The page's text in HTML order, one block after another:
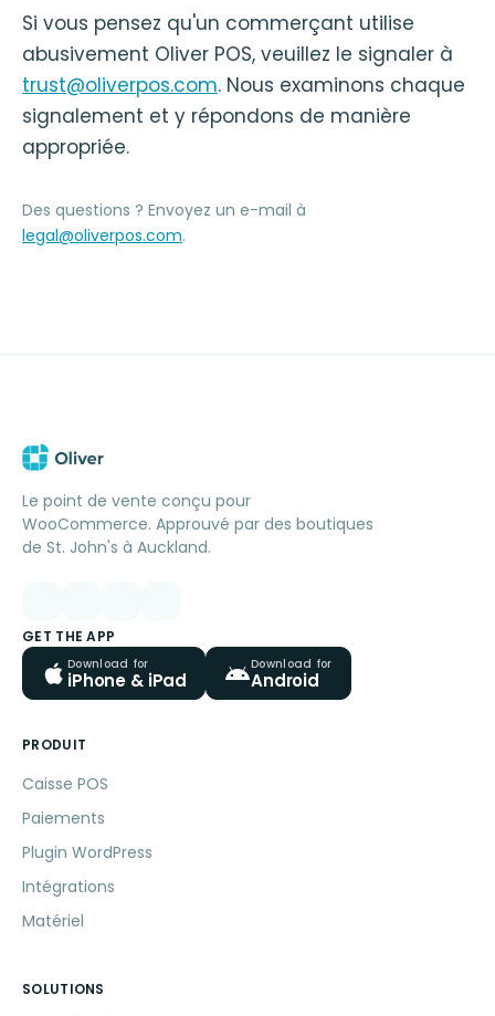
Si vous pensez qu'un commerçant utilise
abusivement Oliver POS, veuillez le signaler à
trust@oliverpos.com. Nous examinons chaque
signalement et y répondons de manière
appropriée.
Des questions ? Envoyez un e-mail à
legal@oliverpos.com.
Le point de vente conçu pour
WooCommerce. Approuvé par des boutiques
de St. John's à Auckland.
GET THE APP
Download for
iPhone & iPad
Download for
Android
PRODUIT
Caisse POS
Paiements
Plugin WordPress
Intégrations
Matériel
SOLUTIONS